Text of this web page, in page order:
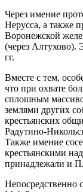
Через имение
Нерусса, а также
Воронежской
(через Алтухово).
гг.
Вместе с тем,
что при охвате
сплошным
землями других
крестьянских
Радутино-
Также имение
крестьянскими
принадлежали и
Непосредственно